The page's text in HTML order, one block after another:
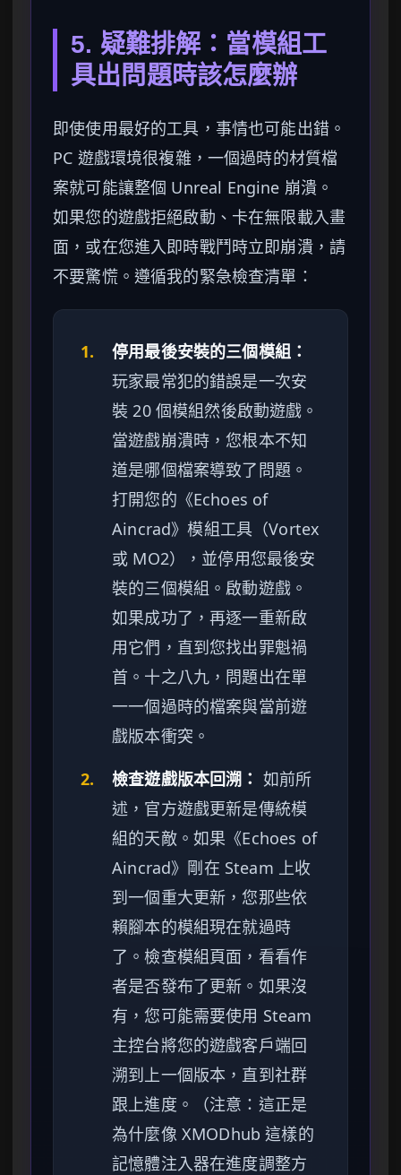
5. 疑難排解：當模組工
具出問題時該怎麼辦
即使使用最好的工具，事情也可能出錯。
PC 遊戲環境很複雜，一個過時的材質檔
案就可能讓整個 Unreal Engine 崩潰。
如果您的遊戲拒絕啟動、卡在無限載入畫
面，或在您進入即時戰鬥時立即崩潰，請
不要驚慌。遵循我的緊急檢查清單：
1.
停用最後安裝的三個模組：
玩家最常犯的錯誤是一次安
裝 20 個模組然後啟動遊戲。
當遊戲崩潰時，您根本不知
道是哪個檔案導致了問題。
打開您的《Echoes of
Aincrad》模組工具（Vortex
或 MO2），並停用您最後安
裝的三個模組。啟動遊戲。
如果成功了，再逐一重新啟
用它們，直到您找出罪魁禍
首。十之八九，問題出在單
一一個過時的檔案與當前遊
戲版本衝突。
2.
檢查遊戲版本回溯： 如前所
述，官方遊戲更新是傳統模
組的天敵。如果《Echoes of
Aincrad》剛在 Steam 上收
到一個重大更新，您那些依
賴腳本的模組現在就過時
了。檢查模組頁面，看看作
者是否發布了更新。如果沒
有，您可能需要使用 Steam
主控台將您的遊戲客戶端回
溯到上一個版本，直到社群
跟上進度。（注意：這正是
為什麼像 XMODhub 這樣的
記憶體注入器在進度調整方